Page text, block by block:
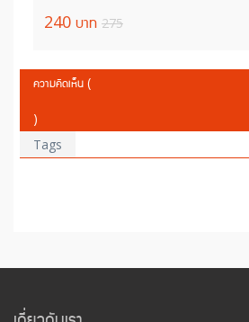
240 บาท 275
ความคิดเห็น (
)
Tags